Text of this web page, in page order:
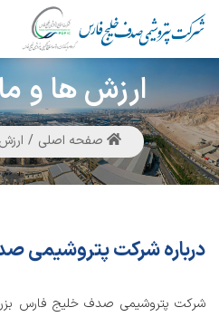
ارزشها و
صفحه اصلی
درباره شرکت پتروشیمی
شرکت پتروشیمی صدف خلیج فارس